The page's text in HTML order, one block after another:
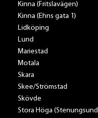
Kinna (Fritslavägen)
Kinna (Ehns gata 1)
Lidköping
Lund
Mariestad
Motala
Skara
Skee/Strömstad
Skövde
Stora Höga